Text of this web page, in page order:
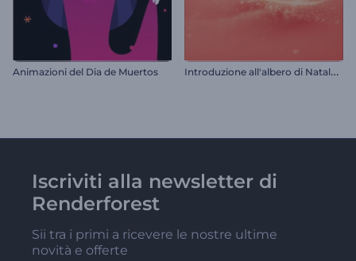
Animazioni del Dia de Muertos I
ntroduzione all'albero di Natale scintillante
Iscriviti alla newsletter di
Renderforest
Sii tra i primi a ricevere le nostre ultime
novità e offerte